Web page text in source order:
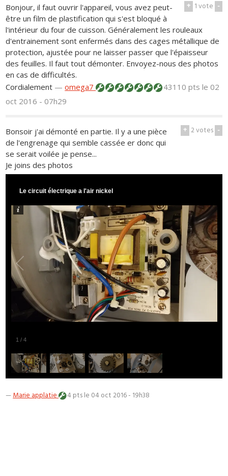
+ 1vote -
Bonjour, il faut ouvrir l'appareil, vous avez peut-
être un film de plastification qui s'est bloqué à
l'intérieur du four de cuisson. Généralement les rouleaux
d'entrainement sont enfermés dans des cages métallique de
protection, ajustée pour ne laisser passer que l'épaisseur
des feuilles. Il faut tout démonter. Envoyez-nous des photos
en cas de difficultés.
Cordialement —omega7 43110 ptsle 02
oct 2016 - 07h29
+ 2votes -
Bonsoir j'ai démonté en partie. Il y a une pièce
de l'engrenage qui semble cassée er donc qui
se serait voilée je pense...
Je joins des photos
1 /4
Le circuit électrique a l'air nickel
—Marie applatie 4 ptsle 04 oct 2016 - 19h38